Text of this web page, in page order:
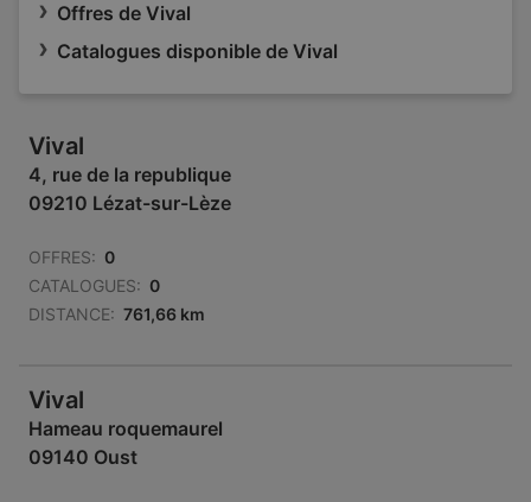
Offres de Vival
Catalogues disponible de Vival
Vival
4, rue de la republique
09210 Lézat-sur-Lèze
OFFRES: 0
CATALOGUES: 0
DISTANCE: 761,66 km
Vival
Hameau roquemaurel
09140 Oust